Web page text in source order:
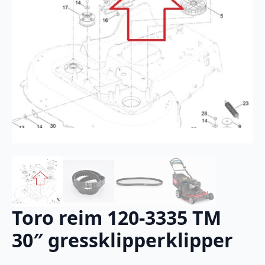
Toro reim 120-3335 TM
30″ gressklipperklipper